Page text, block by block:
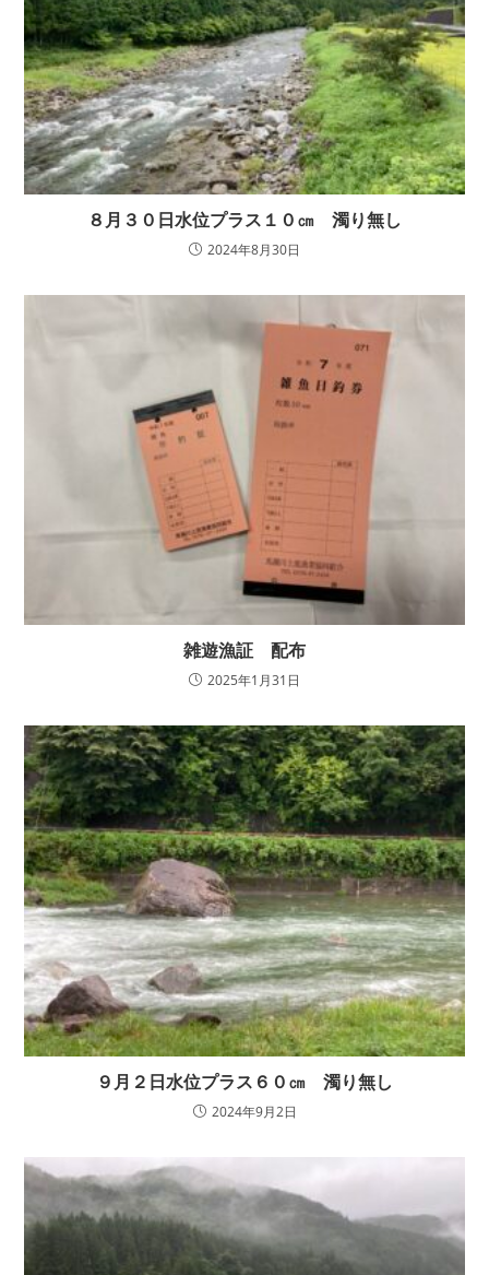
８月３０日水位プラス１０㎝ 濁り無し
2024年8月30日
雑遊漁証 配布
2025年1月31日
９月２日水位プラス６０㎝ 濁り無し
2024年9月2日